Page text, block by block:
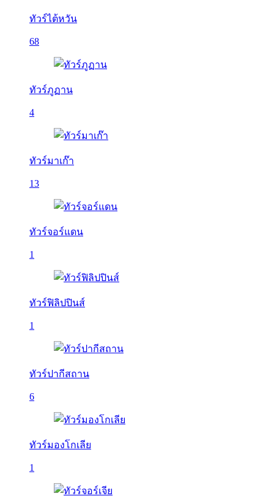
ทัวร์ไต้หวัน
68
ทัวร์ภูฏาน
4
ทัวร์มาเก๊า
13
ทัวร์จอร์แดน
1
ทัวร์ฟิลิปปินส์
1
ทัวร์ปากีสถาน
6
ทัวร์มองโกเลีย
1